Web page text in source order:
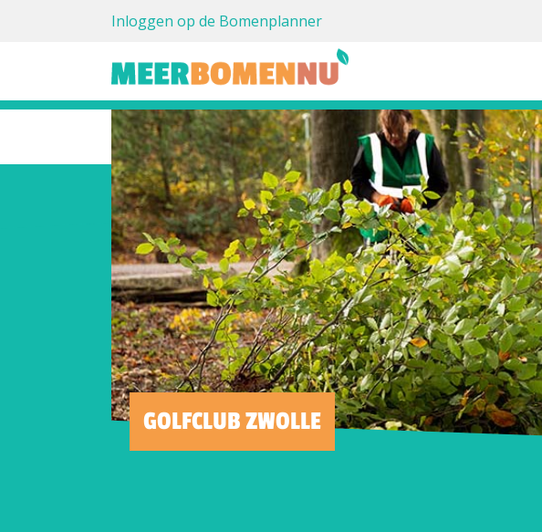
Inloggen op de Bomenplanner
GOLFCLUB ZWOLLE